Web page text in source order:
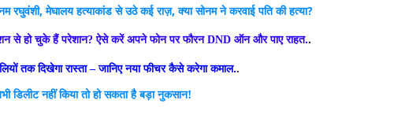
रघुवंशी, मेघालय हत्याकांड से उठे कई राज़, क्या सोनम ने करवाई पति की हत्या?
से हो चुके हैं परेशान?ऐसे करें अपने फोन पर फौरन DND ऑन और पाए राहत..
तक दिखेगा रास्ता –जानिए नया फीचर कैसे करेगा कमाल..
डिलीट नहीं किया तो हो सकता है बड़ा नुकसान!